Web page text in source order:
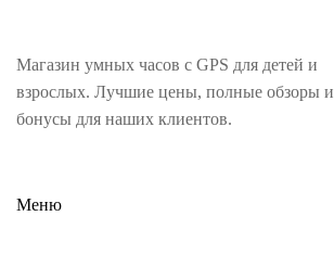
Магазин умных часов с GPS для детей и
взрослых. Лучшие цены, полные обзоры и
бонусы для наших клиентов.
Меню